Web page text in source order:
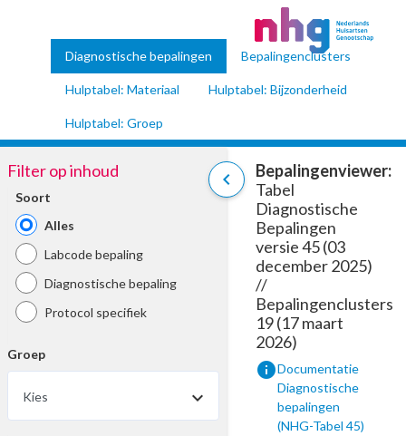
Diagnostische bepalingen Bepalingenclusters
Hulptabel: Materiaal Hulptabel: Bijzonderheid
Hulptabel: Groep
chevron_left
Filter op inhoud
Soort
Alles
Labcode bepaling
Diagnostische bepaling
Protocol specifiek
Groep
Kies
Bepalingenviewer:
Tabel
Diagnostische
Bepalingen
versie 45 (03
december 2025)
//
Bepalingenclusters
19 (17 maart
2026)
infoDocumentatie
Diagnostische
bepalingen
(NHG-Tabel 45)